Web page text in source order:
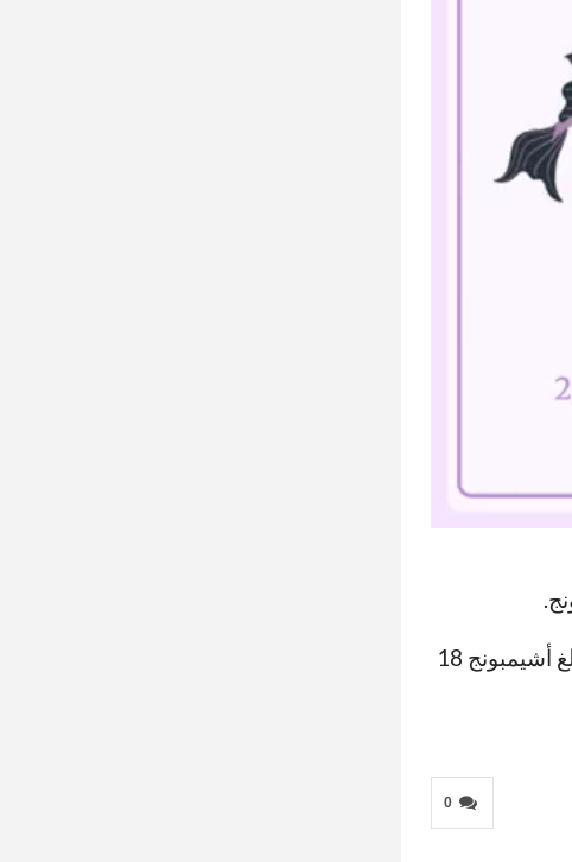
في الفترة المقبلة، سيتم الكشف عن مستقبل هذا اللاعب الشاب والنادي الذي سينجح في التعاقد معه، حيث يبلغ أشيمبونج 18
0